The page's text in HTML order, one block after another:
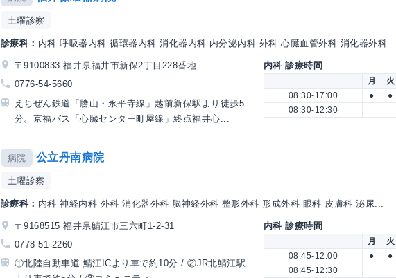
土曜診察
診療科： 内科 呼吸器内科 循環器内科 消化器内科 内分泌内科 外科 心臓血管外科 消化器外科...
〒9100833 福井県福井市新保2丁目228番地
0776-54-5660
えちぜん鉄道「勝山・永平寺線」越前新保駅より徒歩5
分。京福バス「心臓センター町屋線」終点福井心...
内科 診療時間
月 火
08:30-17:00
● ●
08:30-12:30
病院 公立丹南病院
土曜診察
診療科： 内科 神経内科 外科 消化器外科 脳神経外科 整形外科 形成外科 眼科 皮膚科 泌尿...
〒9168515 福井県鯖江市三六町1-2-31
0778-51-2260
①北陸自動車道 鯖江ICより車で約10分 / ②JR北鯖江駅
内科 診療時間
月 火
08:45-12:00
● ●
08:45-12:30